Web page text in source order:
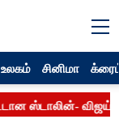
உலகம் சினிமா